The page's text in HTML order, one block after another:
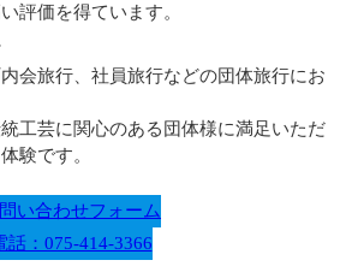
評価を得ています。
会旅行、社員旅行などの団体旅行にお
工芸に関心のある団体様に満足いただ
験です。
い合わせフォーム
話：075-414-3366